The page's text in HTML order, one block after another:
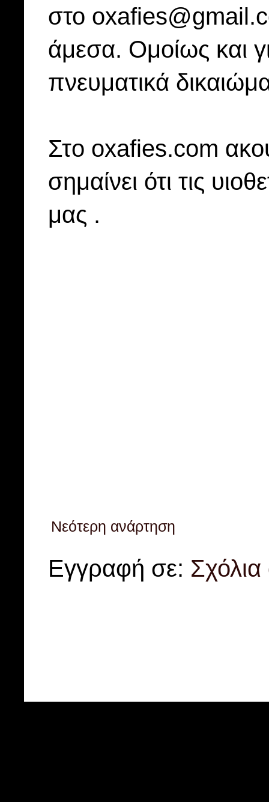
στο
άμεσα. Ομοίως και
πνευματικά
Στo oxafies.com
σημαίνει ότι τις
μας .
Νεότερη ανάρτηση
Εγγραφή σε: